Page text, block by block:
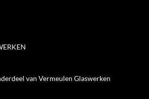
van Vermeulen Glaswerken